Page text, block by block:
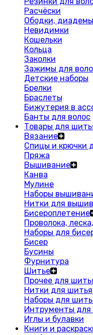
Расчёски
Ободки, диадемы
Невидимки
Кошельки
Кольца
Заколки
Зажимы для
Детские наборы
Брелки
Браслеты
Бижутерия в
Банты для волос
Товары для
Вязание
Спицы и крючки
Пряжа
Вышивание
Канва
Мулине
Наборы
Нитки для
Бисероплетение
Проволока,
Наборы для
Бисер
Бусины
Фурнитура
Шитье
Прочее для
Нитки для шитья
Наборы для
Интрументы для
Иглы и булавки
Книги и